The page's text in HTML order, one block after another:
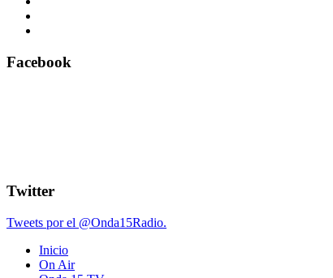
Facebook
Twitter
Tweets por el @Onda15Radio.
Inicio
On Air